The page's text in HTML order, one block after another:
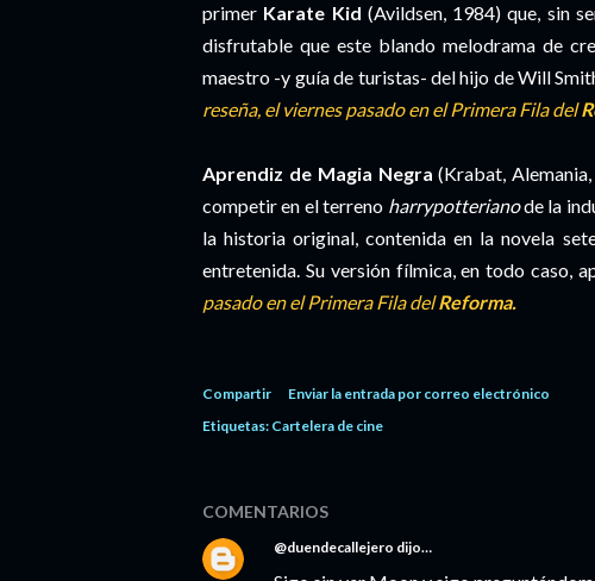
primer Karate Kid (Avildsen, 1984) que, sin
disfrutable que este blando melodrama de
maestro -y guía de turistas- del hijo de Will
reseña, el viernes pasado en el Primera Fila del
Aprendiz de Magia Negra (Krabat,
competir en el terreno harrypotterianode la
la historia original, contenida en la novela
entretenida. Su versión fílmica, en todo caso,
pasado en el Primera Fila delReforma.
Compartir
Enviar la entrada por correo electrónico
Etiquetas: Cartelera de cine
COMENTARIOS
@duendecallejero dijo…